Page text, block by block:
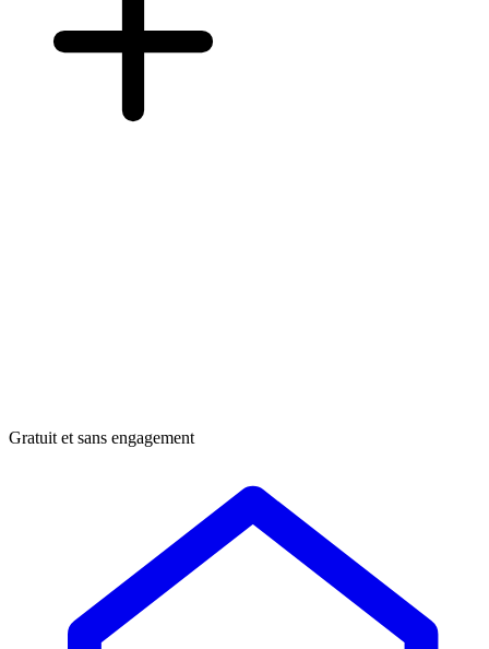
Gratuit et sans engagement